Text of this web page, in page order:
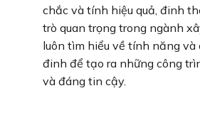
chắc và tính hiệu quả, đinh
trò quan trọng trong ngành
luôn tìm hiểu về tính năng và
đinh để tạo ra những công
và đáng tin cậy.